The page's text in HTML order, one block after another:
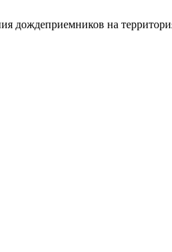
дождеприемников на